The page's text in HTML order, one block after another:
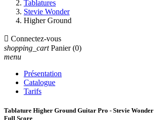
Tablatures
Stevie Wonder
Higher Ground
 Connectez-vous
shopping_cart Panier (0)
menu
Présentation
Catalogue
Tarifs
Tablature Higher Ground Guitar Pro - Stevie Wonder
Full Score